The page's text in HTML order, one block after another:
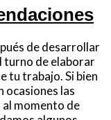
de desarrollar
turno de elaborar
tu trabajo. Si bien
ocasiones las
momento de